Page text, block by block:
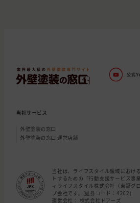
当社サービス
外壁塗装の窓口
外壁塗装の窓口 運営店舗
当社は、ライフスタイル領域におけ
トするための「行動支援サービス事
ィライフスタイル株式会社（東証グ
プ会社です。(証券コード：4262)
運営会社： 株式会社ドアーズ